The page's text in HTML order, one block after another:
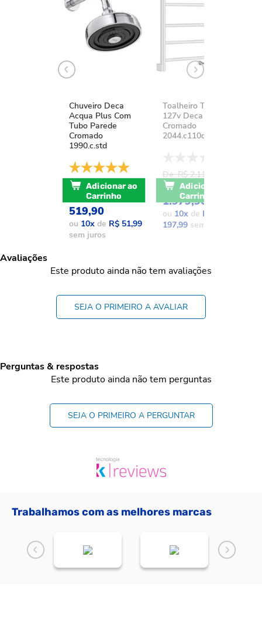
Chuveiro Deca
Acqua Plus Com
Tubo Parede
Cromado
1990.c.std
De: R$ 741,17
POR: R$
519,90
ou 10xde R$ 51,99
sem juros
Adicionar ao
Carrinho
Toalheiro Térmico
127v Deca You
Cromado
2044.c110d.aqc
De: R$ 2.111,37
POR: R$
1.979,90
ou 10xde R$
197,99sem juros
Adicionar ao
Carrinho
Avaliações
Este produto ainda não tem avaliações
SEJA O PRIMEIRO A AVALIAR
Perguntas & respostas
Este produto ainda não tem perguntas
SEJA O PRIMEIRO A PERGUNTAR
Trabalhamos com as melhores marcas